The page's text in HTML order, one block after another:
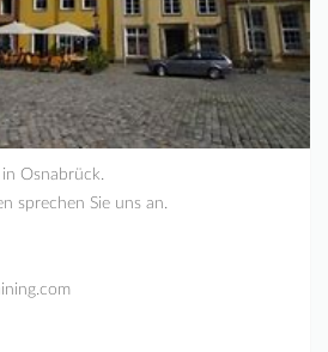
Osnabrück.
sprechen Sie uns an.